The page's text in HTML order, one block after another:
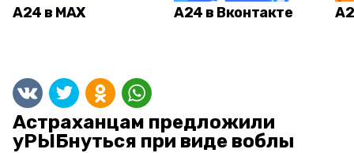
А24 в MAX А24 в Вконтакте
Астраханцам предложили
уРЫБнуться при виде воблы